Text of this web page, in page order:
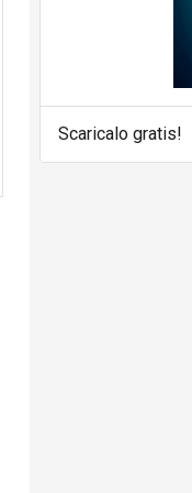
Scaricalo gratis!